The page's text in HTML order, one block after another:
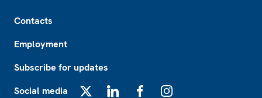
Contacts
Employment
Subscribe for updates
Social media